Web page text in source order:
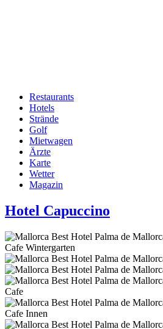
Hauptnavigation
Restaurants
Hotels
Strände
Golf
Mietwagen
Ärzte
Karte
Wetter
Magazin
Hotel Capuccino